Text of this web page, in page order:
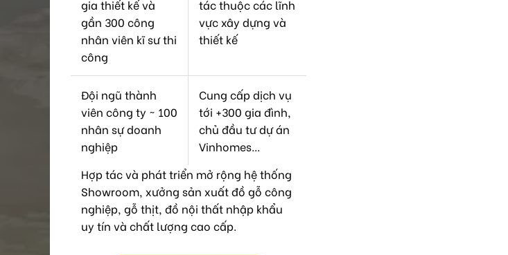
gia thiết kế và
gần 300 công
nhân viên kĩ sư thi
công
tác thuộc các lĩnh
vực xây dựng và
thiết kế
Đội ngũ thành
viên công ty ~ 100
nhân sự doanh
nghiệp
Cung cấp dịch vụ
tới +300 gia đình,
chủ đầu tư dự án
Vinhomes...
Hợp tác và phát triển mở rộng hệ thống
Showroom, xưởng sản xuất đồ gỗ công
nghiệp, gỗ thịt, đồ nội thất nhập khẩu
uy tín và chất lượng cao cấp.